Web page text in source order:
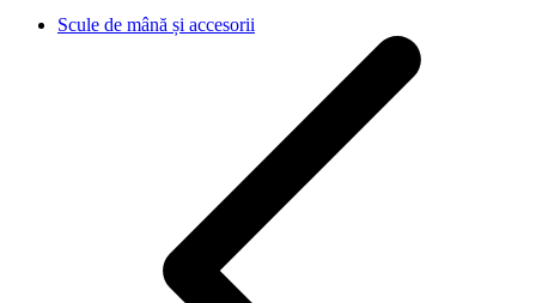
Scule de mână și accesorii